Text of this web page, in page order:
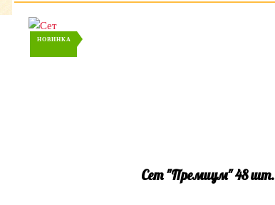
НОВИНКА
Сет "Премиум" 48 шт.